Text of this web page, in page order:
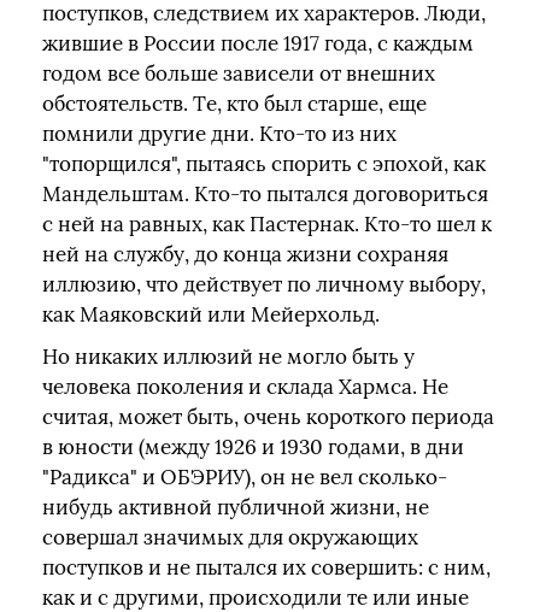
поступков, следствием их характеров. Люди,
жившие в России после 1917 года, с каждым
годом все больше зависели от внешних
обстоятельств. Те, кто был старше, еще
помнили другие дни. Кто-то из них
"топорщился", пытаясь спорить с эпохой, как
Мандельштам. Кто-то пытался договориться
с ней на равных, как Пастернак. Кто-то шел к
ней на службу, до конца жизни сохраняя
иллюзию, что действует по личному выбору,
как Маяковский или Мейерхольд.
Но никаких иллюзий не могло быть у
человека поколения и склада Хармса. Не
считая, может быть, очень короткого периода
в юности (между 1926 и 1930 годами, в дни
"Радикса" и ОБЭРИУ), он не вел сколько-
нибудь активной публичной жизни, не
совершал значимых для окружающих
поступков и не пытался их совершить: с ним,
как и с другими, происходили те или иные